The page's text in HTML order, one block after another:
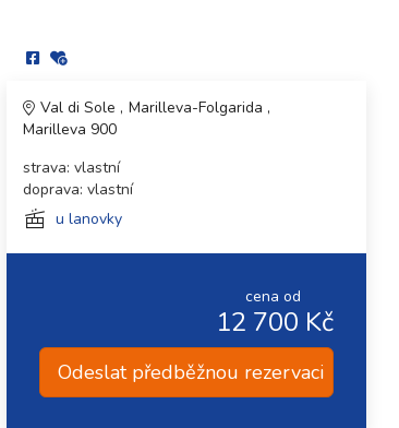
Val di Sole
Marilleva-Folgarida
Marilleva 900
strava: vlastní
doprava: vlastní
u lanovky
cena od
12 700 Kč
Odeslat předběžnou rezervaci